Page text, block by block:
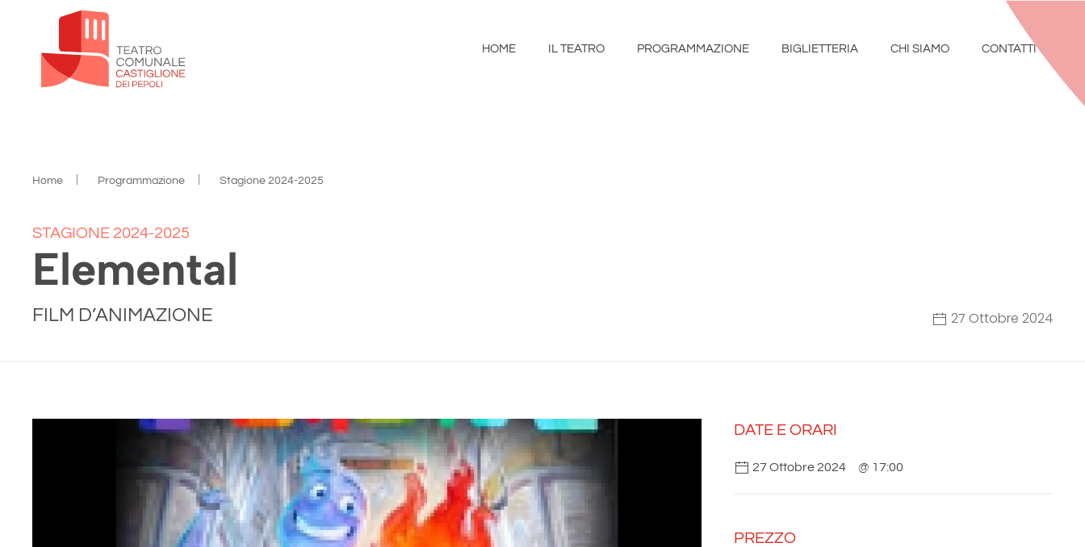
Skip to main content HOME IL TEATRO PROGRAMMAZIONE BIGLIETTERIA CHI SIAMO CONTATTI
Home Programmazione Stagione 2024-2025
STAGIONE 2024-2025
Elemental
FILM D’ANIMAZIONE 27 Ottobre 2024
DATE E ORARI
27 Ottobre 2024 @ 17:00
PREZZO